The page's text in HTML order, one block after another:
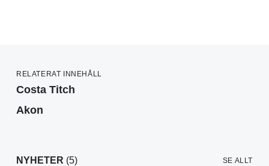
RELATERAT INNEHÅLL
Costa Titch
Akon
NYHETER (5) SE ALLT